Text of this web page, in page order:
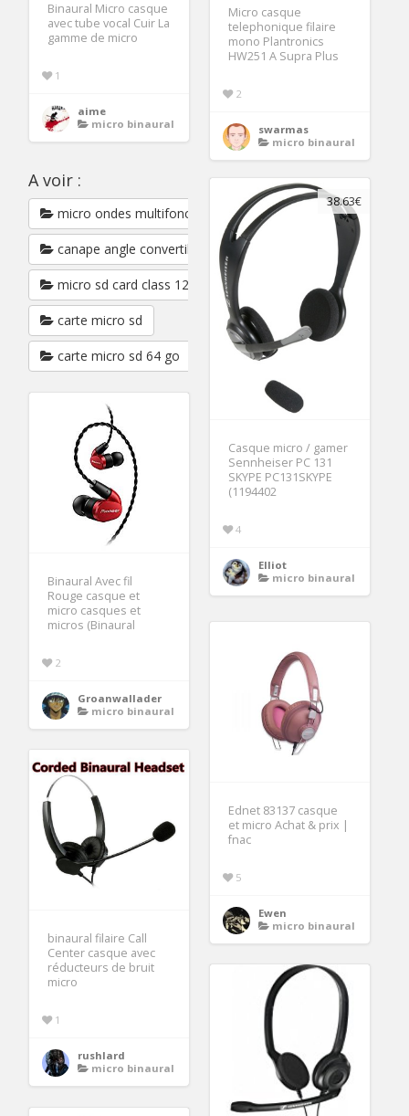
Binaural Micro casque
avec tube vocal Cuir La
gamme de micro
1
aime
micro binaural
Micro casque
telephonique filaire
mono Plantronics
HW251 A Supra Plus
2
swarmas
micro binaural
A voir :
micro ondes multifonction
canape angle convertible microfibre
micro sd card class 12
carte micro sd
carte micro sd 64 go
38.63€
Casque micro / gamer
Sennheiser PC 131
SKYPE PC131SKYPE
(1194402
4
Elliot
micro binaural
Binaural Avec fil
Rouge casque et
micro casques et
micros (Binaural
2
Groanwallader
micro binaural
Ednet 83137 casque
et micro Achat & prix |
fnac
5
Ewen
micro binaural
binaural filaire Call
Center casque avec
réducteurs de bruit
micro
1
rushlard
micro binaural